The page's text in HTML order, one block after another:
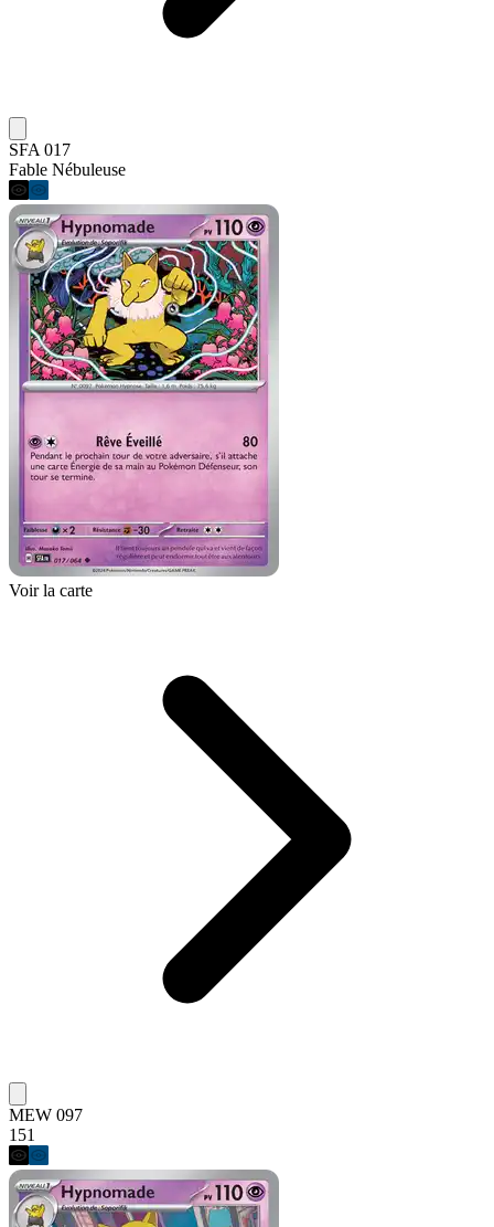
SFA 017
Fable Nébuleuse
Voir la carte
MEW 097
151